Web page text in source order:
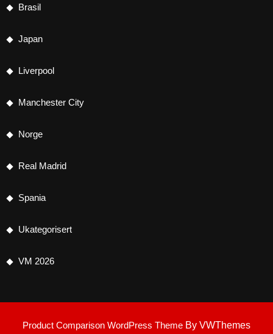
Brasil
Japan
Liverpool
Manchester City
Norge
Real Madrid
Spania
Ukategorisert
VM 2026
Product Comparison WordPress Theme By VWThemes